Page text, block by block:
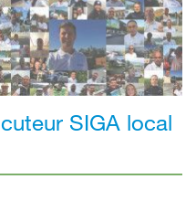
SIGA local